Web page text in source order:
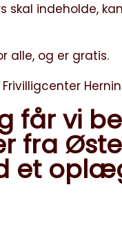
skal indeholde,
alle, og er gratis.
får vi
fra
et